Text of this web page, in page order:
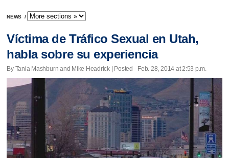
NEWS /
Víctima de Tráfico Sexual en Utah,
habla sobre su experiencia
By Tania Mashburn and Mike Headrick | Posted - Feb. 28, 2014 at 2:53 p.m.